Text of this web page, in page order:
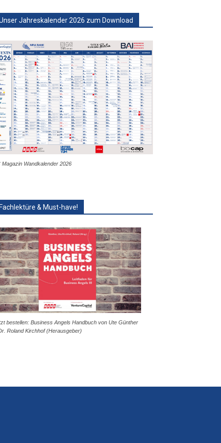
Jahreskalender 2026 zum Download
Magazin Wandkalender 2026
& Must-have!
bestellen: Business Angels Handbuch von Ute Günther
Roland Kirchhof (Herausgeber)